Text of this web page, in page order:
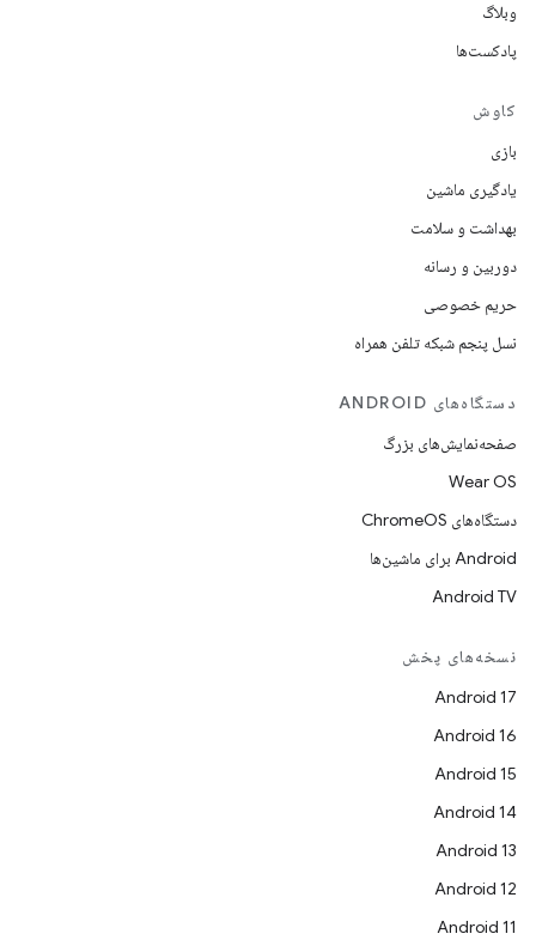
وبلاگ
پادکست‌ها
کاوش
بازی
یادگیری ماشین
بهداشت و سلامت
دوربین و رسانه
حریم خصوصی
نسل پنجم شبکه تلفن همراه
دستگاه‌های ANDROID
صفحه‌نمایش‌های بزرگ
Wear OS
دستگاه‌های ChromeOS
Android برای ماشین‌ها
Android TV
نسخه‌های پخش
Android 17
Android 16
Android 15
Android 14
Android 13
Android 12
Android 11